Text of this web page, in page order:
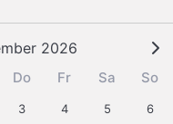
2026
Do Fr Sa So
3 4 5 6